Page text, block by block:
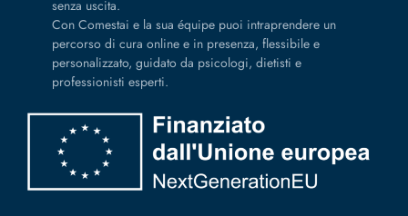
senza uscita.
Con Comestai e la sua équipe puoi intraprendere un
percorso di cura online e in presenza, flessibile e
personalizzato, guidato da psicologi, dietisti e
professionisti esperti.